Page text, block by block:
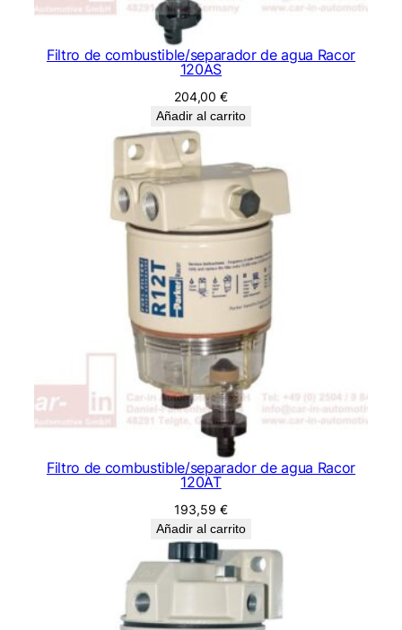
Filtro de combustible/separador de agua Racor
120AS
204,00€
Añadir al carrito
Filtro de combustible/separador de agua Racor
120AT
193,59 €
Añadir al carrito